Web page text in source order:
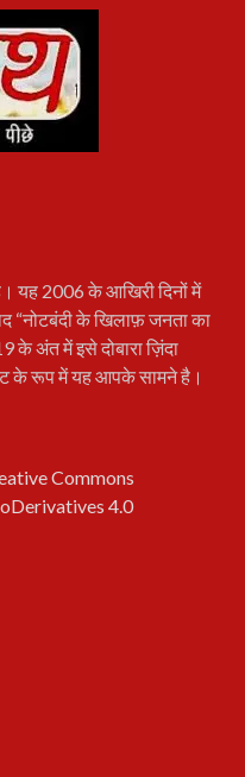
यह 2006 के आखिरी दिनों में
के खिलाफ़ जनता का
के अंत में इसे दोबारा ज़िंदा
के रूप में यह आपके सामने है।
Commons
4.0